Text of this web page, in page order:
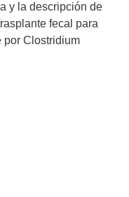
y la descripción de
fecal para
por Clostridium